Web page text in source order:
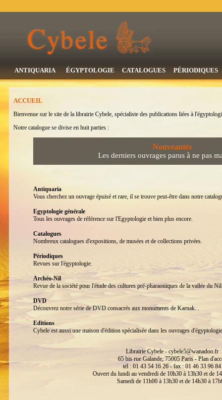
ANTIQUARIA ÉGYPTOLOGIE CATALOGUES PÉRIODIQUES
ACCUEIL
Bienvenue sur le site de la librairie Cybele, spécialiste des publications liées à
Notre catalogue se divise en huit parties :
Nouveautés
Les derniers ouvrages parus à ne pas
Antiquaria
Vous cherchez un ouvrage épuisé et rare, il se trouve peut-être dans notre
Egyptologie générale
Tous les ouvrages de référence sur l'Egyptologie et bien plus encore.
Catalogues
Nombreux catalogues d'expositions, de musées et de collections privées.
Périodiques
Revues sur l'égyptologie.
Archéo-Nil
Revue de la société pour l'étude des cultures pré-pharaoniques de la vallée du
DVD
Découvrez notre série de DVD consacrés aux monuments de Karnak...
Editions
Cybele est aussi une maison d'édition spécialisée dans les ouvrages
Librairie Cybele - cybele5@wanadoo.fr
65 bis rue Galande, 75005 Paris - Plan
tél : 01 43 54 16 26 - fax : 01 46 33 96 84
Ouvert du lundi au vendredi de 10h30 à 13h30 et de
Samedi de 11h00 à 13h30 et de 14h30 à